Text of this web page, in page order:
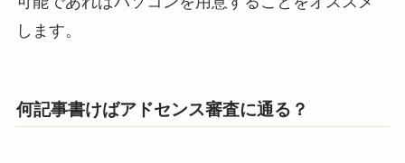
します。
何記事書けばアドセンス審査に通る？